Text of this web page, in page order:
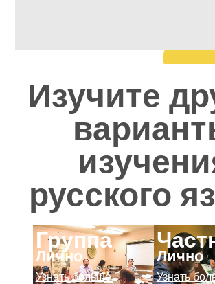
Изучите
русского
Группа
Лично
Узнать больше
Лично
Узнать